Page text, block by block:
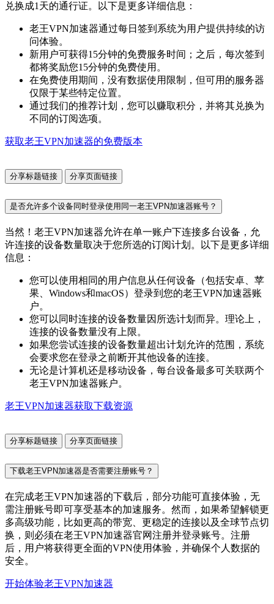
兑换成1天的通行证。以下是更多详细信息：
老王VPN加速器通过每日签到系统为用户提供持续的访
问体验。
新用户可获得15分钟的免费服务时间；之后，每次签到
都将奖励您15分钟的免费使用。
在免费使用期间，没有数据使用限制，但可用的服务器
仅限于某些特定位置。
通过我们的推荐计划，您可以赚取积分，并将其兑换为
不同的订阅选项。
获取老王VPN加速器的免费版本
分享标题链接 分享页面链接
是否允许多个设备同时登录使用同一老王VPN加速器账号？
当然！老王VPN加速器允许在单一账户下连接多台设备，允
许连接的设备数量取决于您所选的订阅计划。以下是更多详细
信息：
您可以使用相同的用户信息从任何设备（包括安卓、苹
果、Windows和macOS）登录到您的老王VPN加速器账
户。
您可以同时连接的设备数量因所选计划而异。理论上，
连接的设备数量没有上限。
如果您尝试连接的设备数量超出计划允许的范围，系统
会要求您在登录之前断开其他设备的连接。
无论是计算机还是移动设备，每台设备最多可关联两个
老王VPN加速器账户。
老王VPN加速器获取下载资源
分享标题链接 分享页面链接
下载老王VPN加速器是否需要注册账号？
在完成老王VPN加速器的下载后，部分功能可直接体验，无
需注册账号即可享受基本的加速服务。然而，如果希望解锁更
多高级功能，比如更高的带宽、更稳定的连接以及全球节点切
换，则必须在老王VPN加速器官网注册并登录账号。注册
后，用户将获得更全面的VPN使用体验，并确保个人数据的
安全。
开始体验老王VPN加速器